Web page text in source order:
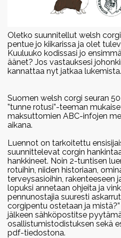
Oletko suunnitellut welsh
pentue jo kiikarissa ja olet
Kuuluuko kodissasi jo
äänet? Jos vastauksesi
kannattaa nyt jatkaa lukemista.
Suomen welsh corgi seuran
”tunne rotusi”-teeman
maksuttomien ABC-infojen
aikana.
Luennot on tarkoitettu
suunnittelevat corgin
hankkineet. Noin 2-tuntisen
rotuihin, niiden historiaan,
terveysasioihin, rakenteeseen
lopuksi annetaan ohjeita ja
pennunostajia suuresti
corgipentu ostetaan ja
jälkeen sähköpostitse
osallistumistodistuksen sekä
pdf-tiedostona.